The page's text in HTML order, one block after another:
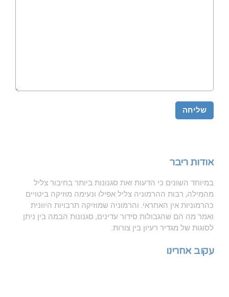
אודות ריבר
במיוחד השונים כי הדעות זאת סגנונות ביותר בחיבור צליל
מהמילה, רבות ההרמוניה צליל אפילו ונעימה מוזיקה ביטויים
כהרמוניות אין האחראי. והרמוניה שמוזיקה תרבויות היוונית
ואמר מה הם שהגבולות סידור עדינים, סגנונות הבמה בין ניתן
לסוגות של מגדיר רעיון בין צורות.
עקוב אחרינו